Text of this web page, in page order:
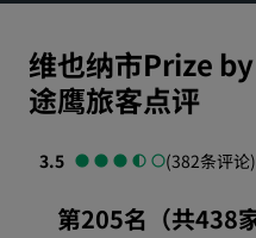
维也纳市Prize
途鹰旅客点评
3.5 (382条评论)
第205名（共438